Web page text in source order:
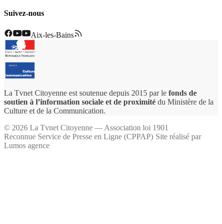
Suivez-nous
Aix-les-Bains
La Tvnet Citoyenne est soutenue depuis 2015 par le fonds de
soutien à l’information sociale et de proximité du Ministère de la
Culture et de la Communication.
© 2026 La Tvnet Citoyenne — Association loi 1901
Reconnue Service de Presse en Ligne (CPPAP)·Site réalisé par
Lumos agence